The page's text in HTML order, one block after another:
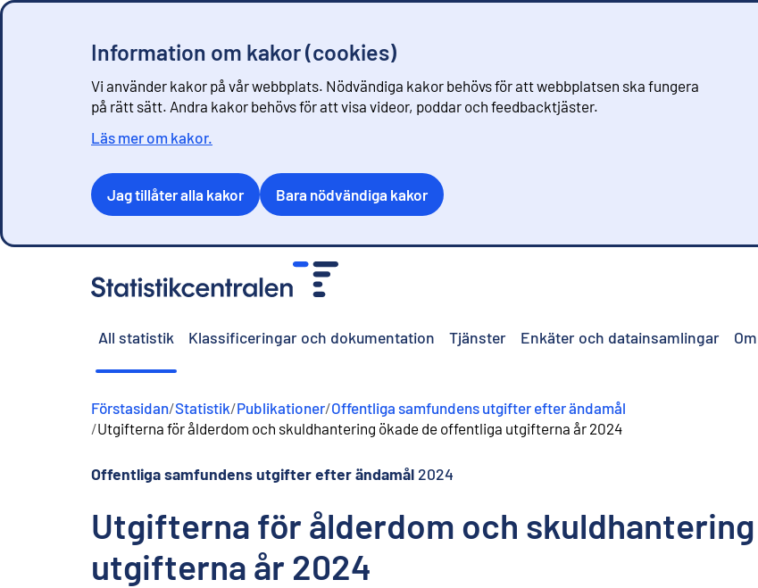
Information om kakor (cookies)
Vi använder kakor på vår webbplats. Nödvändiga kakor behövs för att webbplatsen ska fungera
på rätt sätt. Andra kakor behövs för att visa videor, poddar och feedbacktjäster.
Läs mer om kakor.
Jag tillåter alla kakor Bara nödvändiga kakor
All statistik Klassificeringar och dokumentation Tjänster Enkäter och datainsamlingar
Förstasidan/Statistik/Publikationer/Offentliga samfundens utgifter efter ändamål
/Utgifterna för ålderdom och skuldhantering ökade de offentliga utgifterna år 2024
Offentliga samfundens utgifter efter ändamål 2024
Utgifterna för ålderdom och
utgifterna år 2024